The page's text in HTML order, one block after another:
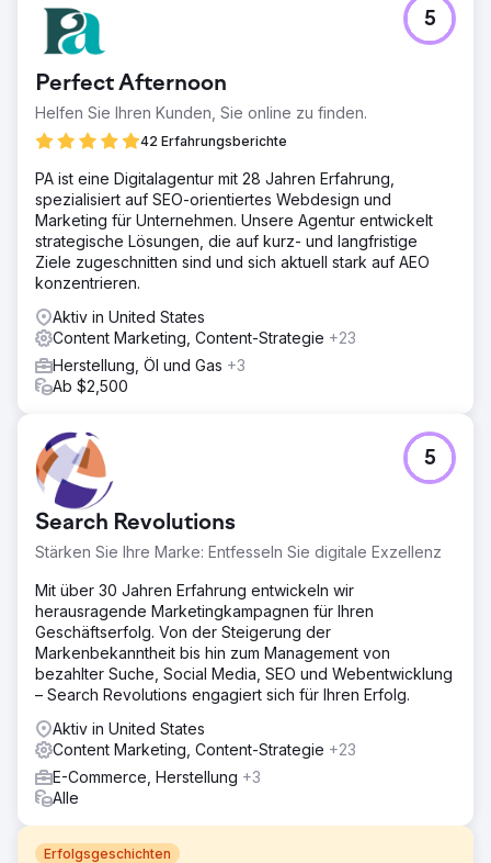
Perfect Afternoon
Helfen Sie Ihren Kunden, Sie online zu finden.
42 Erfahrungsberichte
5
PA ist eine Digitalagentur mit 28 Jahren Erfahrung,
spezialisiert auf SEO-orientiertes Webdesign und
Marketing für Unternehmen. Unsere Agentur entwickelt
strategische Lösungen, die auf kurz- und langfristige
Ziele zugeschnitten sind und sich aktuell stark auf AEO
konzentrieren.
Aktiv in United States
Content Marketing, Content-Strategie +23
Herstellung, Öl und Gas +3
Ab $2,500
Search Revolutions
Stärken Sie Ihre Marke: Entfesseln Sie digitale Exzellenz
5
Mit über 30 Jahren Erfahrung entwickeln wir
herausragende Marketingkampagnen für Ihren
Geschäftserfolg. Von der Steigerung der
Markenbekanntheit bis hin zum Management von
bezahlter Suche, Social Media, SEO und Webentwicklung
– Search Revolutions engagiert sich für Ihren Erfolg.
Aktiv in United States
Content Marketing, Content-Strategie +23
E-Commerce, Herstellung +3
Alle
Erfolgsgeschichten